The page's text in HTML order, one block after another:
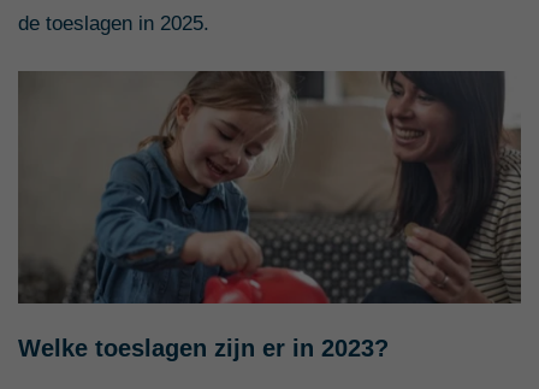
de toeslagen in 2025.
Welke toeslagen zijn er in 2023?